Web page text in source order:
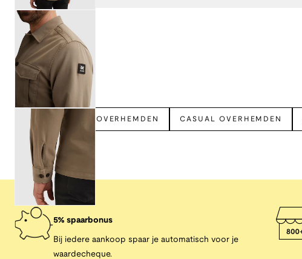
Bekijk meer
VANGUARD OVERHEMDEN CASUAL OVERHEMDEN
5% spaarbonus
Bij iedere aankoop spaar je automatisch voor je
waardecheque.